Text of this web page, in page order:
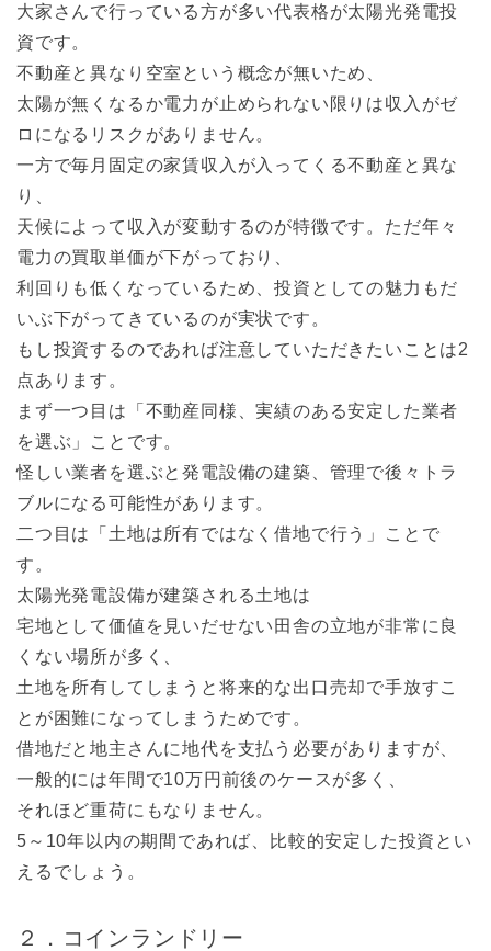
大家さんで行っている方が多い代表格が太陽光発電投
資です。
不動産と異なり空室という概念が無いため、
太陽が無くなるか電力が止められない限りは収入がゼ
ロになるリスクがありません。
一方で毎月固定の家賃収入が入ってくる不動産と異な
り、
天候によって収入が変動するのが特徴です。ただ年々
電力の買取単価が下がっており、
利回りも低くなっているため、投資としての魅力もだ
いぶ下がってきているのが実状です。
もし投資するのであれば注意していただきたいことは2
点あります。
まず一つ目は「不動産同様、実績のある安定した業者
を選ぶ」ことです。
怪しい業者を選ぶと発電設備の建築、管理で後々トラ
ブルになる可能性があります。
二つ目は「土地は所有ではなく借地で行う」ことで
す。
太陽光発電設備が建築される土地は
宅地として価値を見いだせない田舎の立地が非常に良
くない場所が多く、
土地を所有してしまうと将来的な出口売却で手放すこ
とが困難になってしまうためです。
借地だと地主さんに地代を支払う必要がありますが、
一般的には年間で10万円前後のケースが多く、
それほど重荷にもなりません。
5～10年以内の期間であれば、比較的安定した投資とい
えるでしょう。
２．コインランドリー